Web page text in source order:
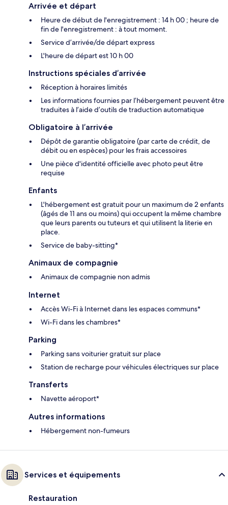
Arrivée et départ
Heure de début de l'enregistrement : 14 h 00 ; heure de
fin de l'enregistrement : à tout moment.
Service d’arrivée/de départ express
L'heure de départ est 10 h 00
Instructions spéciales d’arrivée
Réception à horaires limités
Les informations fournies par l’hébergement peuvent être
traduites à l’aide d’outils de traduction automatique
Obligatoire à l’arrivée
Dépôt de garantie obligatoire (par carte de crédit, de
débit ou en espèces) pour les frais accessoires
Une pièce d'identité officielle avec photo peut être
requise
Enfants
L'hébergement est gratuit pour un maximum de 2 enfants
(âgés de 11 ans ou moins) qui occupent la même chambre
que leurs parents ou tuteurs et qui utilisent la literie en
place.
Service de baby-sitting*
Animaux de compagnie
Animaux de compagnie non admis
Internet
Accès Wi-Fi à Internet dans les espaces communs*
Wi-Fi dans les chambres*
Parking
Parking sans voiturier gratuit sur place
Station de recharge pour véhicules électriques sur place
Transferts
Navette aéroport*
Autres informations
Hébergement non-fumeurs
Services et équipements
Restauration